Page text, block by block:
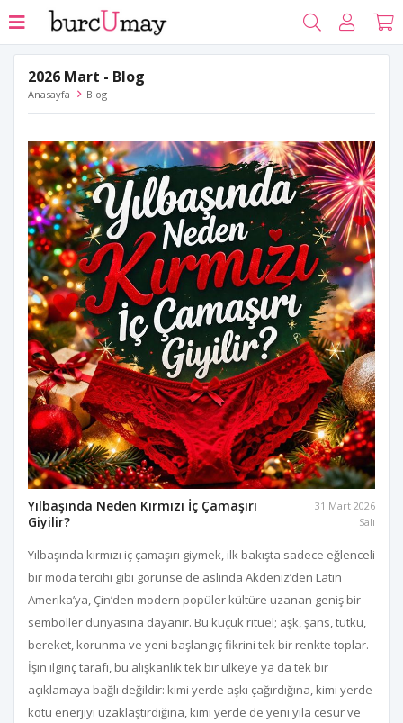
2026 Mart - Blog
Anasayfa Blog
Yılbaşında Neden Kırmızı İç Çamaşırı
Giyilir?
31 Mart 2026
Salı
Yılbaşında kırmızı iç çamaşırı giymek, ilk bakışta sadece eğlenceli
bir moda tercihi gibi görünse de aslında Akdeniz’den Latin
Amerika’ya, Çin’den modern popüler kültüre uzanan geniş bir
semboller dünyasına dayanır. Bu küçük ritüel; aşk, şans, tutku,
bereket, korunma ve yeni başlangıç fikrini tek bir renkte toplar.
İşin ilginç tarafı, bu alışkanlık tek bir ülkeye ya da tek bir
açıklamaya bağlı değildir: kimi yerde aşkı çağırdığına, kimi yerde
kötü enerjiyi uzaklaştırdığına, kimi yerde de yeni yıla cesur ve